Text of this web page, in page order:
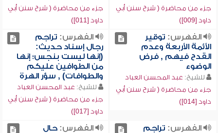
جزء من محاضرة ( شرح سنن أبي
داود [009])
جزء من محاضرة ( شرح سنن أبي
داود [011])
الفهرس: توقير
الأئمة الأربعة وعدم
القدح فيهم , فرض
الوضوء
للشيخ: عبد المحسن العباد
جزء من محاضرة ( شرح سنن أبي
داود [014])
الفهرس: تراجم
رجال إسناد حديث:
(إنها ليست بنجس؛ إنها
من الطوافين عليكم
والطوافات) , سؤر الهرة
للشيخ: عبد المحسن العباد
جزء من محاضرة ( شرح سنن أبي
داود [017])
الفهرس: تراجم
الفهرس:حال